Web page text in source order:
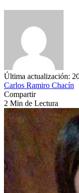
Última actualización:
Carlos Ramiro Chacín
Compartir
2 Min de Lectura